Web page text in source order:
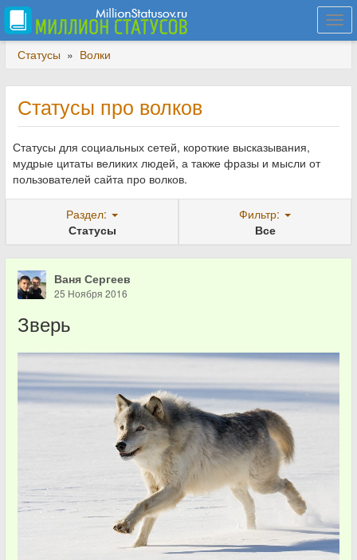
Статусы » Волки
Статусы про волков
Статусы для социальных сетей, короткие высказывания,
мудрые цитаты великих людей, а также фразы и мысли от
пользователей сайта про волков.
Раздел:
Статусы
Фильтр:
Все
Ваня Сергеев
25 Ноября 2016
Зверь